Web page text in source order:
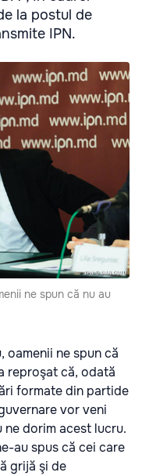
la postul de
IPN.
ne spun că nu au
oamenii ne spun că
reproşat că, odată
formate din partide
vor veni
dorim acest lucru.
au spus că cei care
grijă şi de